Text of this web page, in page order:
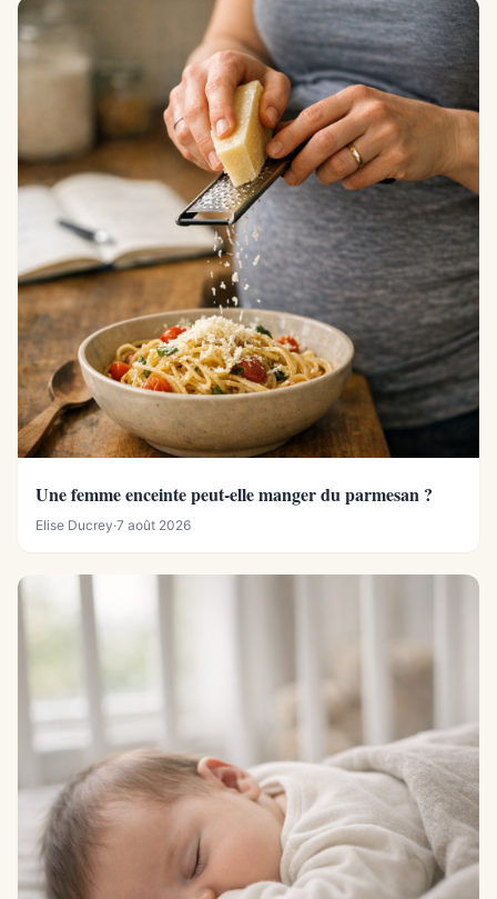
Une femme enceinte peut-elle manger du parmesan ?
Elise Ducrey·7 août 2026